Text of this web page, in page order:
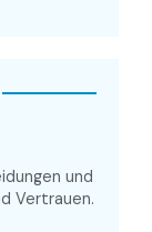
und
Vertrauen.